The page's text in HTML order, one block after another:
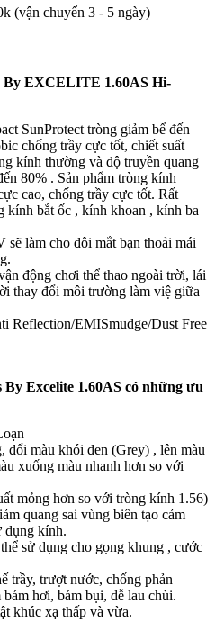
(vận chuyển 3 - 5 ngày)
EXCELITE 1.60AS Hi-
SunProtect tròng giảm bể đến
chống trầy cực tốt, chiết suất
kính thường và độ truyền quang
80% . Sản phẩm tròng kính
cao, chống trầy cực tốt. Rất
bắt ốc , kính khoan , kính ba
làm cho đôi mắt bạn thoải mái
động chơi thể thao ngoài trời, lái
thay đổi môi trường làm việ giữa
Reflection/EMISmudge/Dust Free
Excelite 1.60AS có những ưu
đổi màu khói đen (Grey) , lên màu
xuống màu nhanh hơn so với
mỏng hơn so với tròng kính 1.56)
quang sai vùng biên tạo cảm
dụng kính.
sử dụng cho gọng khung , cước
trầy, trượt nước, chống phản
hơi, bám bụi, dễ lau chùi.
khúc xạ thấp và vừa.